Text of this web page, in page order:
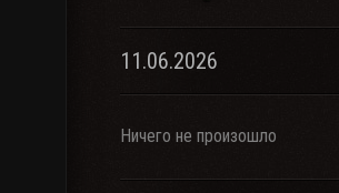
11.06.2026
Ничего не произошло